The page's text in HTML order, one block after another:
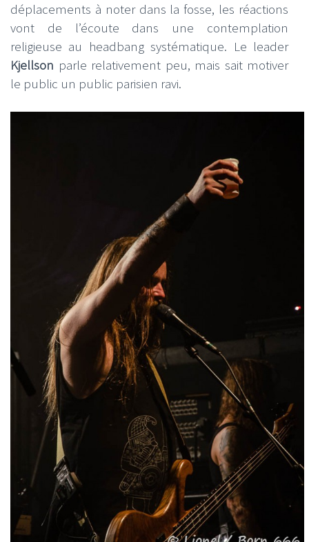
déplacements à noter dans la fosse, les réactions
vont de l’écoute dans une contemplation
religieuse au headbang systématique. Le leader
Kjellson parle relativement peu, mais sait motiver
le public un public parisien ravi.